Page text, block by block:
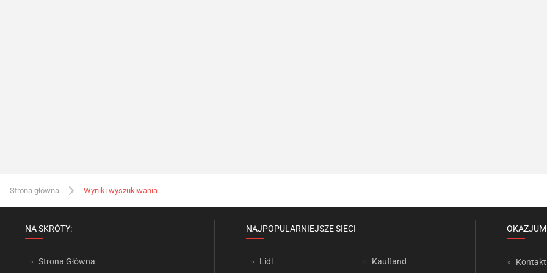
Strona główna Wyniki wyszukiwania
NA SKRÓTY:
Strona Główna
NAJPOPULARNIEJSZE SIECI
Lidl Kaufland Kontakt